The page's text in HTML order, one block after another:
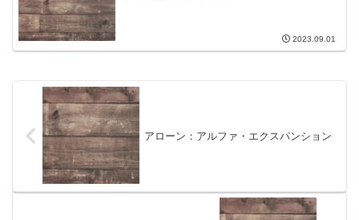
2023.09.01
アローン：アルファ・エクスパンション